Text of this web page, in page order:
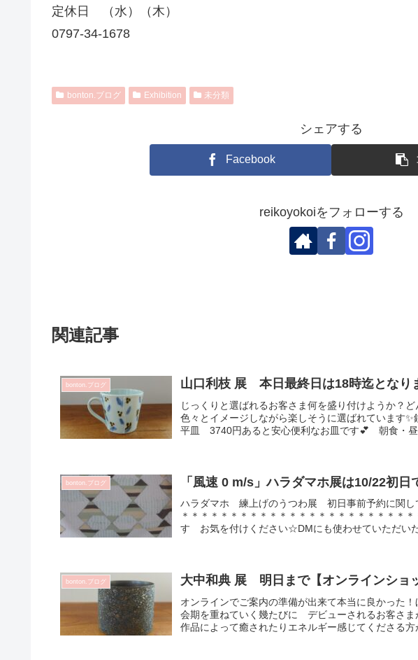
定休日 （水）（木）
0797-34-1678
bonton.ブログ Exhibition 未分類
シェアする
Facebook
reikoyokoiをフォローする
関連記事
bonton.ブログ 山口利枝 展 本日最終日は18時迄となり
じっくりと選ばれるお客さま何を盛り付けようか？
色々とイメージしながら楽しそうに選ばれています
平皿 3740円あると安心便利なお皿です💕 朝食・
bonton.ブログ 「風速 0 m/s」ハラダマホ展は10/22初日
ハラダマホ 練上げのうつわ展 初日事前予約に関し
＊＊＊＊＊＊＊＊＊＊＊＊＊＊＊＊＊＊＊＊＊＊＊
す お気を付けください☆DMにも使わせていただい
bonton.ブログ 大中和典 展 明日まで【オンラインショ
オンラインでご案内の準備が出来て本当に良かった
会期を重ねていく幾たびに デビューされるお客さ
作品によって癒されたりエネルギー感じてくださる方